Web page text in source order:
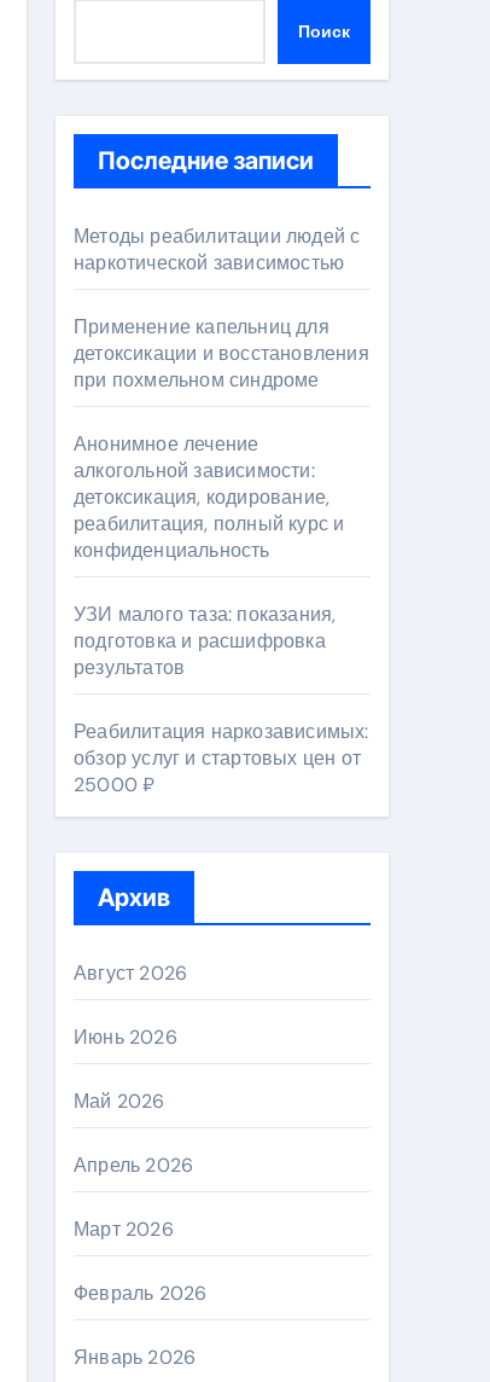
Поиск
Последние записи
Методы реабилитации людей с
наркотической зависимостью
Применение капельниц для
детоксикации и восстановления
при похмельном синдроме
Анонимное лечение
алкогольной зависимости:
детоксикация, кодирование,
реабилитация, полный курс и
конфиденциальность
УЗИ малого таза: показания,
подготовка и расшифровка
результатов
Реабилитация наркозависимых:
обзор услуг и стартовых цен от
25000 ₽
Архив
Август 2026
Июнь 2026
Май 2026
Апрель 2026
Март 2026
Февраль 2026
Январь 2026